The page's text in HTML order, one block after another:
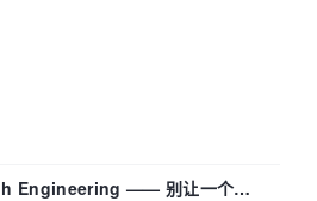
Engineering —— 别让一个